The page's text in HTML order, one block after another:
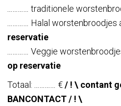
traditionele
Halal worstenbroodjes
reservatie
Veggie
op reservatie
Totaal:
€/ ! \ contant
BANCONTACT / ! \